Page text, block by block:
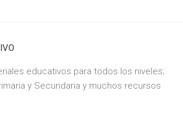
educativos para todos los niveles;
y Secundaria y muchos recursos